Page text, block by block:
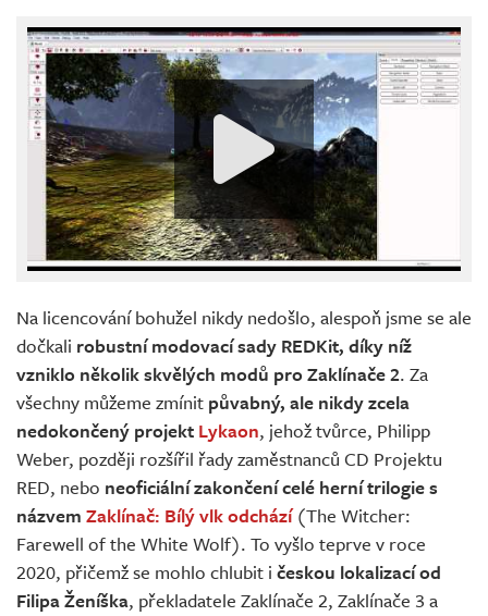
Na licencování bohužel nikdy nedošlo, alespoň jsme se ale
dočkali robustní modovací sady REDKit, díky níž
vzniklo několik skvělých modů pro Zaklínače 2. Za
všechny můžeme zmínit půvabný, ale nikdy zcela
nedokončený projekt Lykaon, jehož tvůrce, Philipp
Weber, později rozšířil řady zaměstnanců CD Projektu
RED, nebo neoficiální zakončení celé herní trilogie s
názvem Zaklínač: Bílý vlk odchází(The Witcher:
Farewell of the White Wolf). To vyšlo teprve v roce
2020, přičemž se mohlo chlubit i českou lokalizací od
Filipa Ženíška, překladatele Zaklínače 2, Zaklínače 3 a